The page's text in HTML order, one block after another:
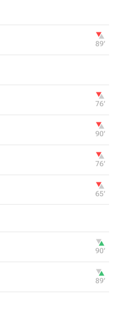
89‎’‎
76‎’‎
90‎’‎
76‎’‎
65‎’‎
90‎’‎
89‎’‎